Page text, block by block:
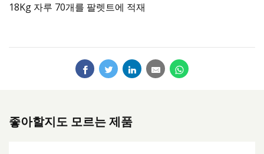
18Kg 자루 70개를 팔렛트에 적재
좋아할지도 모르는 제품